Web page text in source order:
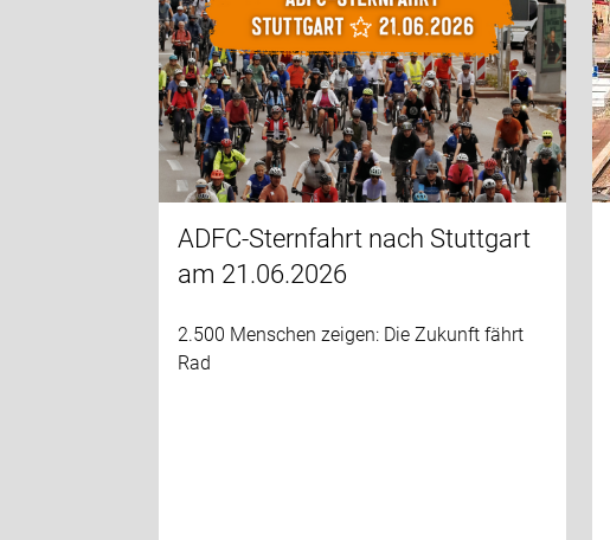
ADFC-Sternfahrt nach Stuttgart
am 21.06.2026
2.500 Menschen zeigen: Die Zukunft fährt
Rad